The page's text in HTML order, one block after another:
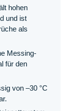
hohen
und ist
als
Messing-
für den
von –30 °C